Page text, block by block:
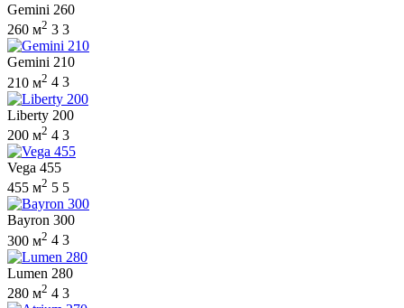
Gemini 260
260 м2 3 3
Gemini 210
210 м2 4 3
Liberty 200
200 м2 4 3
Vega 455
455 м2 5 5
Bayron 300
300 м2 4 3
Lumen 280
280 м2 4 3